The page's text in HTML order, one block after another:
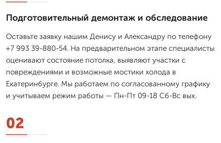
Подготовительный демонтаж и обследование
Оставьте заявку нашим Денису и Александру по телефону
+7 993 39-880-54. На предварительном этапе специалисты
оценивают состояние потолка, выявляют участки с
повреждениями и возможные мостики холода в
Екатеринбурге. Мы работаем по согласованному графику
и учитываем режим работы — Пн-Пт 09-18 Сб-Вс вых.
02